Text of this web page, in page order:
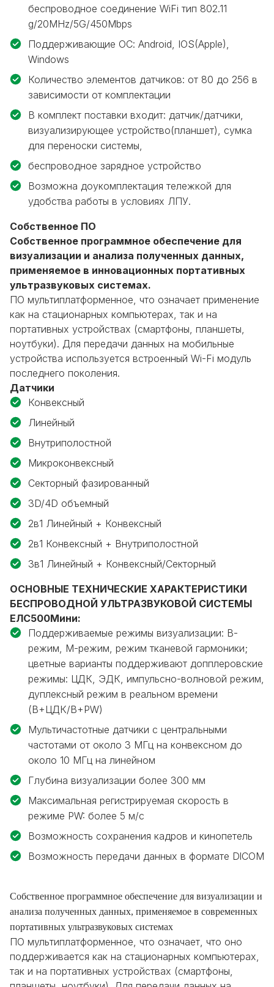
беспроводное соединение WiFi тип 802.11
g/20MHz/5G/450Mbps
Поддерживающие ОС: Android, IOS(Apple),
Windows
Количество элементов датчиков: от 80 до 256 в
зависимости от комплектации
В комплект поставки входит: датчик/датчики,
визуализирующее устройство(планшет), сумка
для переноски системы,
беспроводное зарядное устройство
Возможна доукомплектация тележкой для
удобства работы в условиях ЛПУ.
Собственное ПО
Собственное программное обеспечение для
визуализации и анализа полученных данных,
применяемое в инновационных портативных
ультразвуковых системах.
ПО мультиплатформенное, что означает применение
как на стационарных компьютерах, так и на
портативных устройствах (смартфоны, планшеты,
ноутбуки). Для передачи данных на мобильные
устройства используется встроенный Wi-Fi модуль
последнего поколения.
Датчики
Конвексный
Линейный
Внутриполостной
Микроконвексный
Секторный фазированный
3D/4D объемный
2в1 Линейный + Конвексный
2в1 Конвексный + Внутриполостной
3в1 Линейный + Конвексный/Секторный
ОСНОВНЫЕ ТЕХНИЧЕСКИЕ ХАРАКТЕРИСТИКИ
БЕСПРОВОДНОЙ УЛЬТРАЗВУКОВОЙ СИСТЕМЫ
ЕЛС500Мини:
Поддерживаемые режимы визуализации: В-
режим, М-режим, режим тканевой гармоники;
цветные варианты поддерживают допплеровские
режимы: ЦДК, ЭДК, импульсно-волновой режим,
дуплексный режим в реальном времени
(B+ЦДК/B+PW)
Мультичастотные датчики с центральными
частотами от около 3 МГц на конвексном до
около 10 МГц на линейном
Глубина визуализации более 300 мм
Максимальная регистрируемая скорость в
режиме PW: более 5 м/с
Возможность сохранения кадров и кинопетель
Возможность передачи данных в формате DlCOM
Собственное программное обеспечение для визуализации и
анализа полученных данных, применяемое в современных
портативных ультразвуковых системах
ПО мультиплатформенное, что означает, что оно
поддерживается как на стационарных компьютерах,
так и на портативных устройствах (смартфоны,